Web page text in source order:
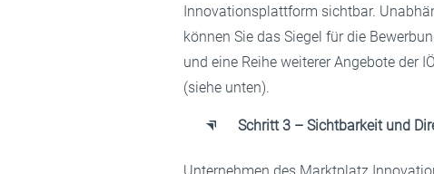
Innovationsplattform sichtbar.
können Sie das Siegel für die
und eine Reihe weiterer Angebote der
(siehe unten).
Schritt 3 – Sichtbarkeit und
Unternehmen des Marktplatz